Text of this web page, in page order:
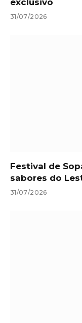
exclusivo
31/07/2026
Festival de
sabores do
31/07/2026